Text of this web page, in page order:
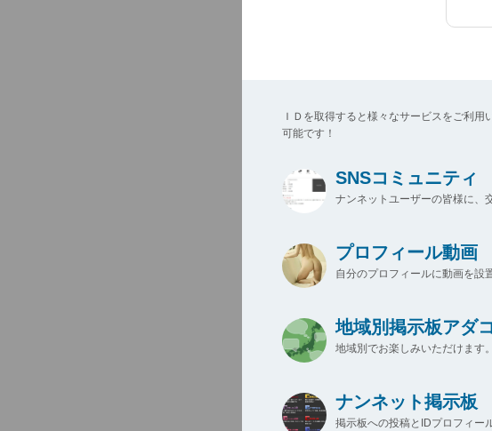
ＩＤを取得すると様々なサービスをご利
可能です！
SNSコミュニティ
ナンネットユーザーの皆様に、
プロフィール動画
自分のプロフィールに動画を設
地域別掲示板アダ
地域別でお楽しみいただけます
ナンネット掲示板
掲示板への投稿とIDプロフィー